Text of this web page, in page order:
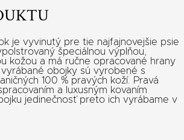
je vyvinutý pre tie najfajnovejšie psie
špeciálnou výplňou,
kožou a má ručne opracované hrany
obojky sú vyrobené s
100 % pravých koží. Pravá
a luxusným kovaním
jedinečnosť preto ich vyrábame v